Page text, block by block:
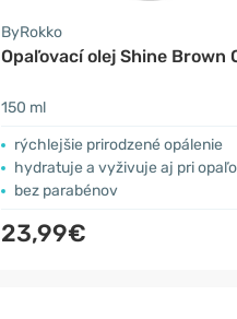
ByRokko
Opaľovací olej Shine Brown
150 ml
rýchlejšie prirodzené opálenie
hydratuje a vyživuje aj pri
bez parabénov
23,99€